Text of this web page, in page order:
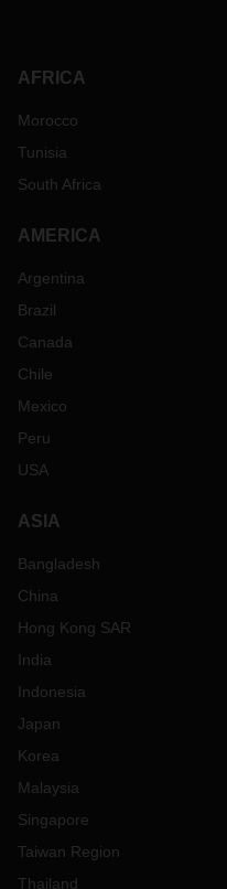
AFRICA
Morocco
Tunisia
South Africa
AMERICA
Argentina
Brazil
Canada
Chile
Mexico
Peru
USA
ASIA
Bangladesh
China
Hong Kong SAR
India
Indonesia
Japan
Korea
Malaysia
Singapore
Taiwan Region
Thailand